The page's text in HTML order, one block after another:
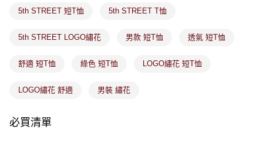
易，需依本服務之必要範圍內提供個人資料，並將交易相關給付款項請求債
２．關於個人資料處理事宜，請瀏覽以下網址：
「AFTEE先享後付」，若未經同意申辦者引起之損失，本公司不負相關責
４．使用「AFTEE先享後付」時，將依據個別帳號之用戶狀況，依本公司即
５．嚴禁一人註冊多個帳號或使用他人資訊註冊。若發現惡意使用之情形，
免運費
宅配
免運費
5th STREET 短T恤 5th STREET T恤
5th STREET LOGO繡花 男款 短T恤 透氣 短T恤
舒適 短T恤 綠色 短T恤 LOGO繡花 短T恤
LOGO繡花 舒適 男裝 繡花
必買清單